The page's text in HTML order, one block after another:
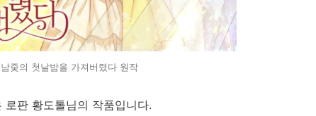
남줒의 첫날밤을 가져버렸다 원작
판 황도톨님의 작품입니다.